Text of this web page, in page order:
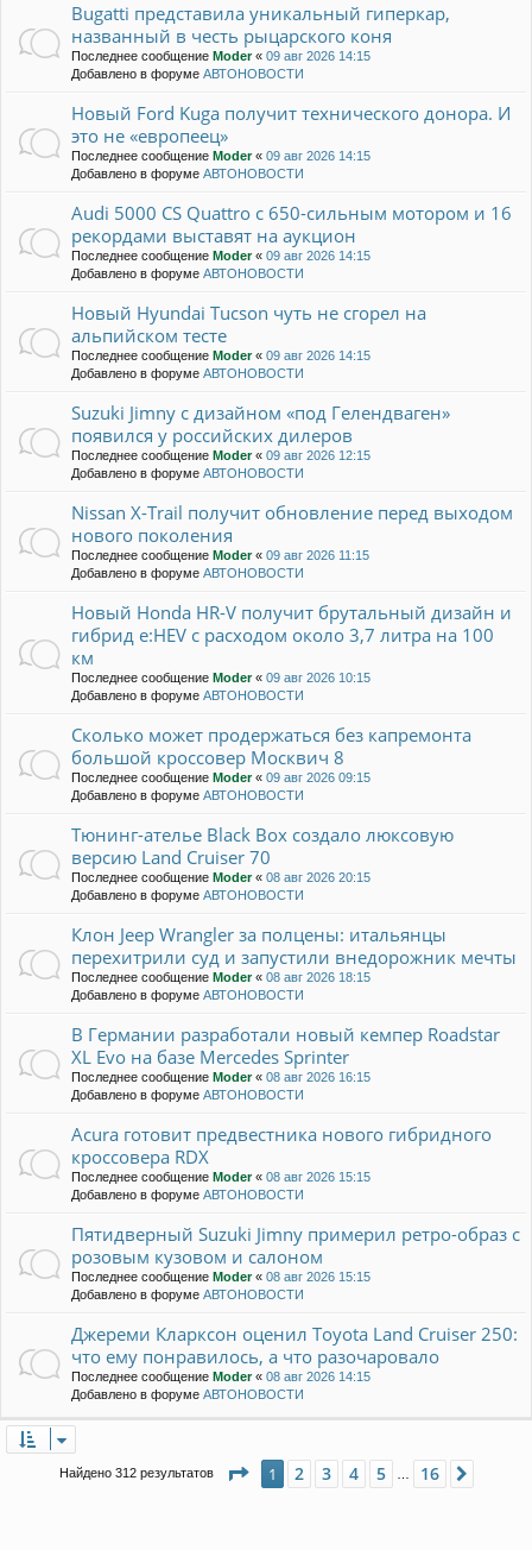
Bugatti представила уникальный гиперкар,
названный в честь рыцарского коня
Последнее сообщение Moder« 09 авг 2026 14:15
Добавлено в форуме АВТОНОВОСТИ
Новый Ford Kuga получит технического донора. И
это не «европеец»
Последнее сообщение Moder« 09 авг 2026 14:15
Добавлено в форуме АВТОНОВОСТИ
Audi 5000 CS Quattro с 650-сильным мотором и 16
рекордами выставят на аукцион
Последнее сообщение Moder« 09 авг 2026 14:15
Добавлено в форуме АВТОНОВОСТИ
Новый Hyundai Tucson чуть не сгорел на
альпийском тесте
Последнее сообщение Moder« 09 авг 2026 14:15
Добавлено в форуме АВТОНОВОСТИ
Suzuki Jimny с дизайном «под Гелендваген»
появился у российских дилеров
Последнее сообщение Moder« 09 авг 2026 12:15
Добавлено в форуме АВТОНОВОСТИ
Nissan X-Trail получит обновление перед выходом
нового поколения
Последнее сообщение Moder« 09 авг 2026 11:15
Добавлено в форуме АВТОНОВОСТИ
Новый Honda HR-V получит брутальный дизайн и
гибрид e:HEV с расходом около 3,7 литра на 100
км
Последнее сообщение Moder« 09 авг 2026 10:15
Добавлено в форуме АВТОНОВОСТИ
Сколько может продержаться без капремонта
большой кроссовер Москвич 8
Последнее сообщение Moder« 09 авг 2026 09:15
Добавлено в форуме АВТОНОВОСТИ
Тюнинг-ателье Black Box создало люксовую
версию Land Cruiser 70
Последнее сообщение Moder« 08 авг 2026 20:15
Добавлено в форуме АВТОНОВОСТИ
Клон Jeep Wrangler за полцены: итальянцы
перехитрили суд и запустили внедорожник мечты
Последнее сообщение Moder« 08 авг 2026 18:15
Добавлено в форуме АВТОНОВОСТИ
В Германии разработали новый кемпер Roadstar
XL Evo на базе Mercedes Sprinter
Последнее сообщение Moder« 08 авг 2026 16:15
Добавлено в форуме АВТОНОВОСТИ
Acura готовит предвестника нового гибридного
кроссовера RDX
Последнее сообщение Moder« 08 авг 2026 15:15
Добавлено в форуме АВТОНОВОСТИ
Пятидверный Suzuki Jimny примерил ретро-образ с
розовым кузовом и салоном
Последнее сообщение Moder« 08 авг 2026 15:15
Добавлено в форуме АВТОНОВОСТИ
Джереми Кларксон оценил Toyota Land Cruiser 250:
что ему понравилось, а что разочаровало
Последнее сообщение Moder« 08 авг 2026 14:15
Добавлено в форуме АВТОНОВОСТИ
Найдено 312 результатов Страница из 16
1 2 3 4 5 16